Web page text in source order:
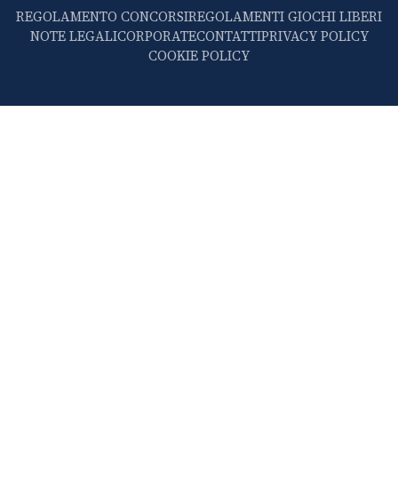
REGOLAMENTO CONCORSIREGOLAMENTI GIOCHI LIBERI
NOTE LEGALICORPORATECONTATTIPRIVACY POLICY
COOKIE POLICY